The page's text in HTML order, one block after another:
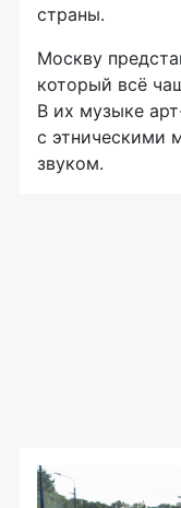
страны.
Москву
который всё
В их музыке
с этническими
звуком.